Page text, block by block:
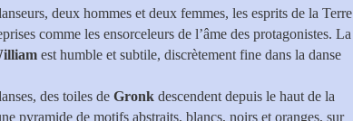
deux hommes et deux femmes, les esprits de la Terre
comme les ensorceleurs de l’âme des protagonistes. La
est humble et subtile, discrètement fine dans la danse
des toiles de Gronk descendent depuis le haut de la
pyramide de motifs abstraits, blancs, noirs et oranges, sur